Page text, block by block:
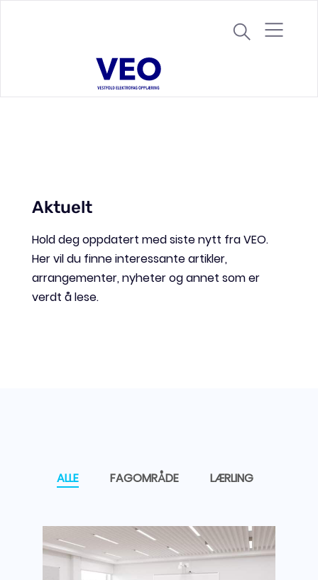
Aktuelt
Hold deg oppdatert med siste nytt fra VEO.
Her vil du finne interessante artikler,
arrangementer, nyheter og annet som er
verdt å lese.
ALLE FAGOMRÅDE LÆRLING